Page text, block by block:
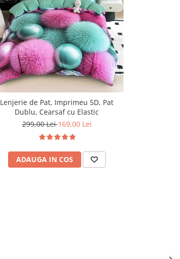
Lenjerie de Pat, Imprimeu 5D, Pat
Dublu, Cearsaf cu Elastic
299,00 Lei169,00 Lei
ADAUGA IN COS